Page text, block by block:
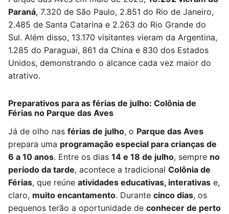
Paraná, 7.320 de São Paulo, 2.851 do Rio de Janeiro,
2.485 de Santa Catarina e 2.263 do Rio Grande do
Sul. Além disso, 13.170 visitantes vieram da Argentina,
1.285 do Paraguai, 861 da China e 830 dos Estados
Unidos, demonstrando o alcance cada vez maior do
atrativo.
Preparativos para as férias de julho: Colônia de
Férias no Parque das Aves
Já de olho nas férias de julho, o Parque das Aves
prepara uma programação especial para crianças de
6 a 10 anos. Entre os dias 14 e 18 de julho, sempre no
período da tarde, acontece a tradicional Colônia de
Férias, que reúne atividades educativas, interativas e,
claro, muito encantamento. Durante cinco dias, os
pequenos terão a oportunidade de conhecer de perto